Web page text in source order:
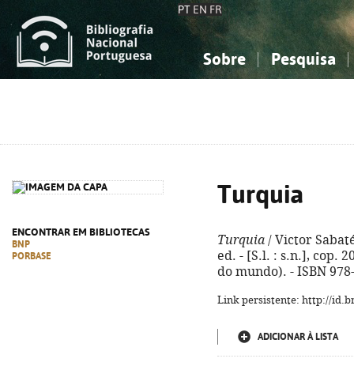
PT EN FR
Sobre Pesquisa
ENCONTRAR EM BIBLIOTECAS
BNP
PORBASE
Turquia
Turquia / Victor
ed. - [S.l. : s.n.], cop.
do mundo). - ISBN
Link persistente: http://
ADICIONAR À LISTA